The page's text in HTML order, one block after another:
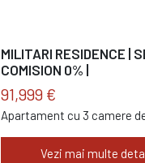
MILITARI RESIDENCE |
COMISION 0% |
91,999 €
Apartament cu 3 camere
Vezi mai multe